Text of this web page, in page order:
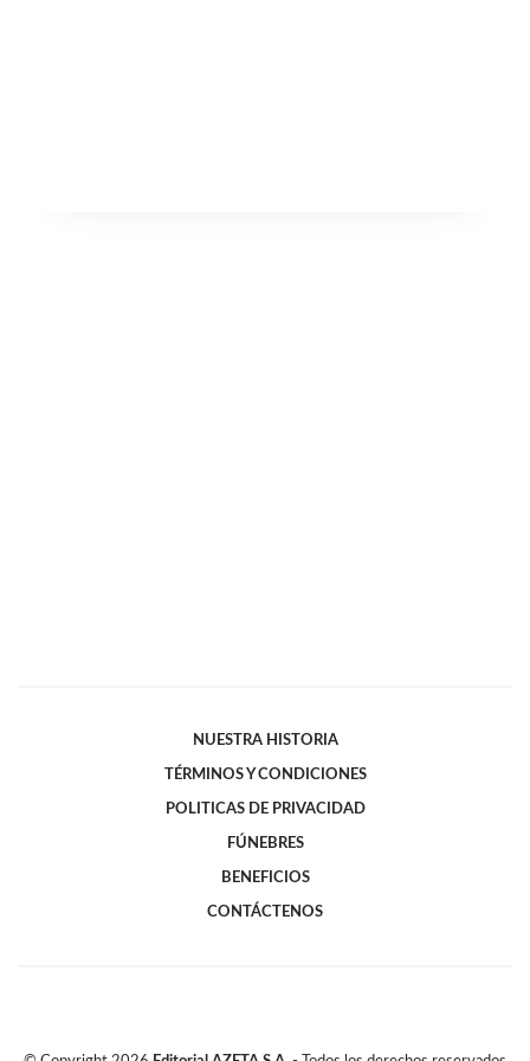
NUESTRA HISTORIA
TÉRMINOS Y CONDICIONES
POLITICAS DE PRIVACIDAD
FÚNEBRES
BENEFICIOS
CONTÁCTENOS